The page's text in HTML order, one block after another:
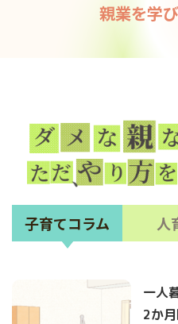
親業を学
子育てコラム 人
一人
2か